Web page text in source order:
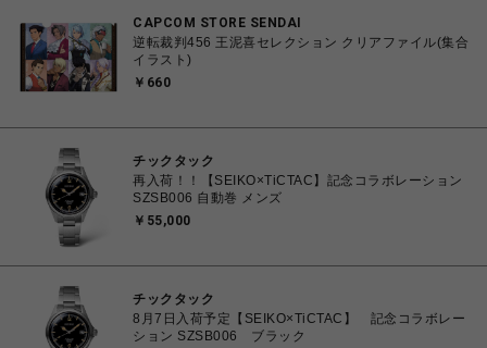
CAPCOM STORE SENDAI
逆転裁判456 王泥喜セレクション クリアファイル(集合
イラスト)
￥660
チックタック
再入荷！！【SEIKO×TiCTAC】記念コラボレーション
SZSB006 自動巻 メンズ
￥55,000
チックタック
8月7日入荷予定【SEIKO×TiCTAC】 記念コラボレー
ション SZSB006 ブラック